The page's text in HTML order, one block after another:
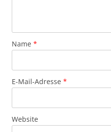
Name *
E-Mail-Adresse *
Website